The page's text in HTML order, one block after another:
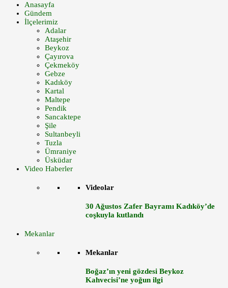
Anasayfa
Gündem
İlçelerimiz
Adalar
Ataşehir
Beykoz
Çayırova
Çekmeköy
Gebze
Kadıköy
Kartal
Maltepe
Pendik
Sancaktepe
Şile
Sultanbeyli
Tuzla
Ümraniye
Üsküdar
Video Haberler
Videolar
30 Ağustos Zafer Bayramı Kadıköy’de
coşkuyla kutlandı
Mekanlar
Mekanlar
Boğaz’ın yeni gözdesi Beykoz
Kahvecisi’ne yoğun ilgi